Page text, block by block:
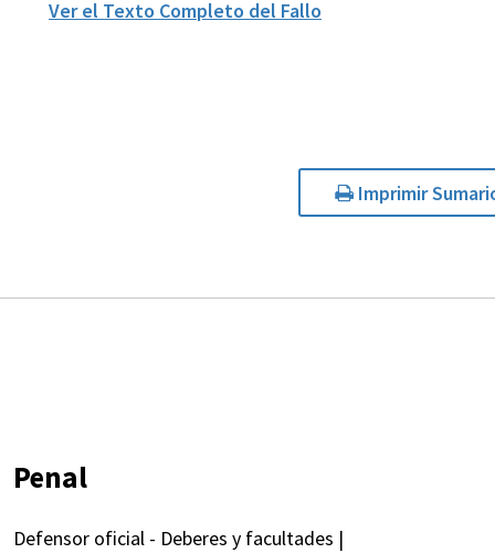
Ver el Texto Completo del Fallo
Imprimir
Penal
Defensor oficial - Deberes y facultades |